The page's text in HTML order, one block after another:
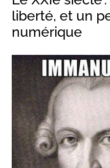
liberté, et un
numérique